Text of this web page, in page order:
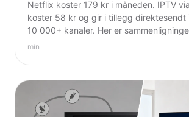
Netflix koster 179 kr i måneden. IPTV
koster 58 kr og gir i tillegg direktesendt
10 000+ kanaler. Her er
min